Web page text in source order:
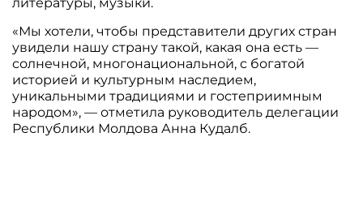
«Мы хотели, чтобы представители других стран
увидели нашу страну такой, какая она есть —
солнечной, многонациональной, с богатой
историей и культурным наследием,
уникальными традициями и гостеприимным
народом», — отметила руководитель делегации
Республики Молдова Анна Кудалб.